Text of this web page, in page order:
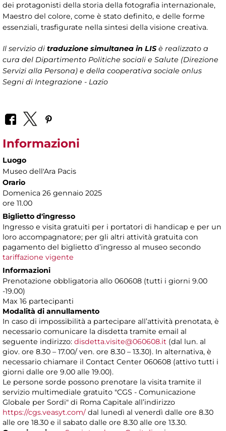
dei protagonisti della storia della fotografia internazionale,
Maestro del colore, come è stato definito, e delle forme
essenziali, trasfigurate nella sintesi della visione creativa.
Il servizio di traduzione simultanea in LIS è realizzato a
cura del Dipartimento Politiche sociali e Salute (Direzione
Servizi alla Persona) e della cooperativa sociale onlus
Segni di Integrazione - Lazio
Informazioni
Luogo
Museo dell'Ara Pacis
Orario
Domenica 26 gennaio 2025
ore 11.00
Biglietto d'ingresso
Ingresso e visita gratuiti per i portatori di handicap e per un
loro accompagnatore; per gli altri attività gratuita con
pagamento del biglietto d’ingresso al museo secondo
tariffazione vigente
Informazioni
Prenotazione obbligatoria allo 060608 (tutti i giorni 9.00
-19.00)
Max 16 partecipanti
Modalità di annullamento
In caso di impossibilità a partecipare all’attività prenotata, è
necessario comunicare la disdetta tramite email al
seguente indirizzo: disdetta.visite@060608.it (dal lun. al
giov. ore 8.30 – 17.00/ ven. ore 8.30 – 13.30). In alternativa, è
necessario chiamare il Contact Center 060608 (attivo tutti i
giorni dalle ore 9.00 alle 19.00).
Le persone sorde possono prenotare la visita tramite il
servizio multimediale gratuito "CGS - Comunicazione
Globale per Sordi" di Roma Capitale all’indirizzo
https://cgs.veasyt.com/ dal lunedì al venerdì dalle ore 8.30
alle ore 18.30 e il sabato dalle ore 8.30 alle ore 13.30.